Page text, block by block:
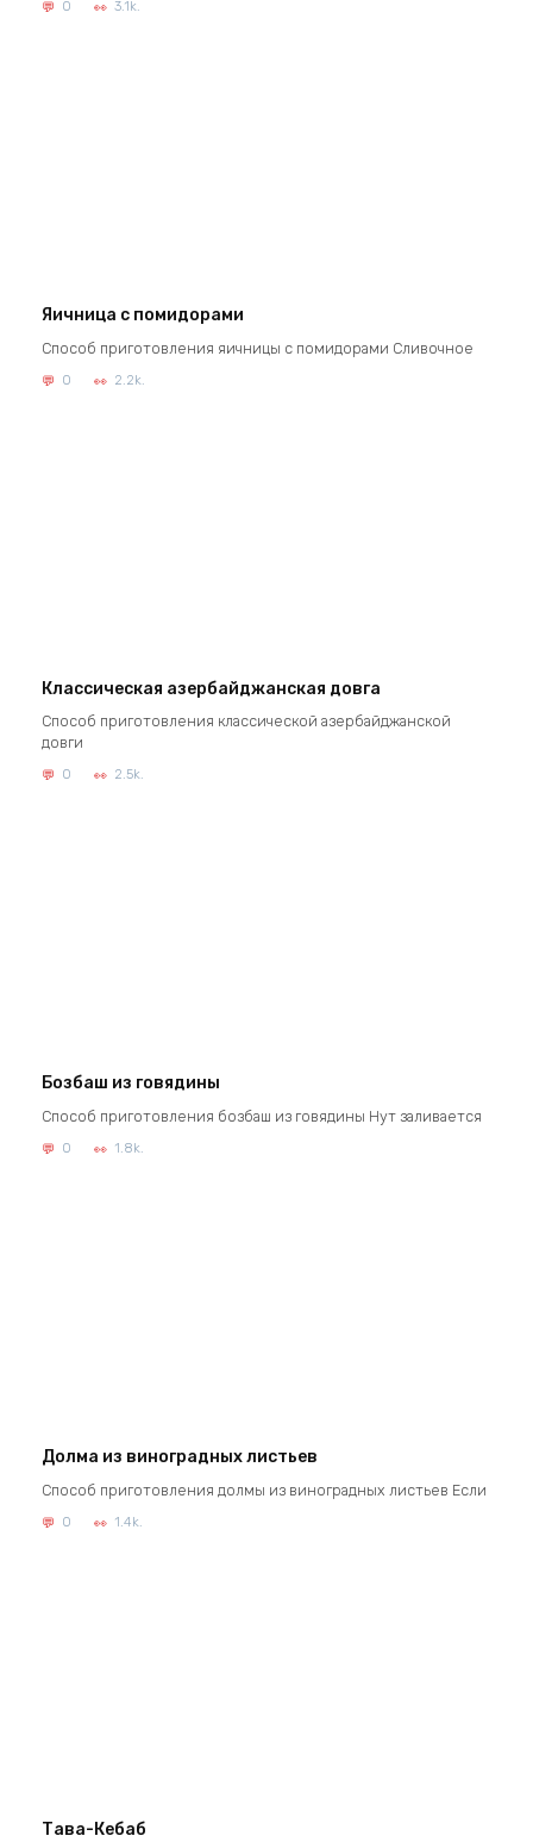
0 3.1k.
Яичница с помидорами
Способ приготовления яичницы с помидорами Сливочное
0 2.2k.
Классическая азербайджанская довга
Способ приготовления классической азербайджанской
довги
0 2.5k.
Бозбаш из говядины
Способ приготовления бозбаш из говядины Нут заливается
0 1.8k.
Долма из виноградных листьев
Способ приготовления долмы из виноградных листьев Если
0 1.4k.
Тава-Кебаб